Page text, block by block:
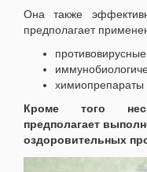
Она также
предполагает
химиопрепараты
Кроме того
предполагает
оздоровительных